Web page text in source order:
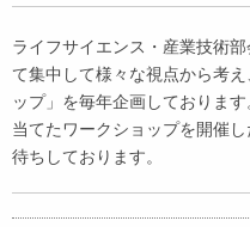
ライフサイエンス・産業技術
て集中して様々な視点から考
ップ」を毎年企画しておりま
当てたワークショップを開催
待ちしております。